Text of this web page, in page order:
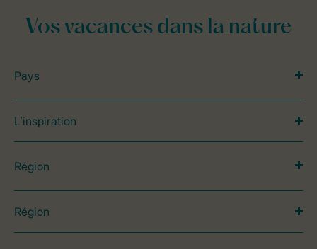
Vos vacances dans la nature
Pays
L’inspiration
Région
Région